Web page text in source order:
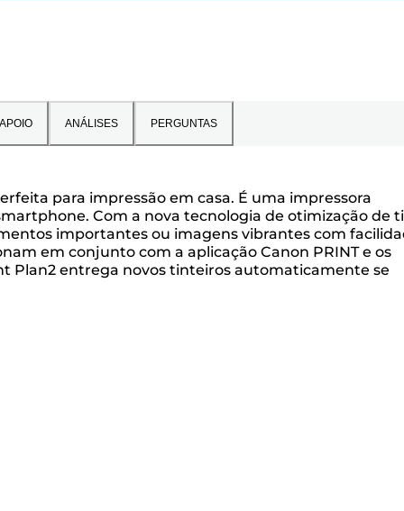
APOIO ANÁLISES PERGUNTAS
para impressão em casa. É uma impressora
Com a nova tecnologia de otimização de
importantes ou imagens vibrantes com
em conjunto com a aplicação Canon PRINT e os
Plan2 entrega novos tinteiros automaticamente se